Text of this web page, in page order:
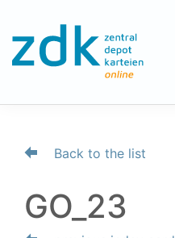
Back to the list
GO_23